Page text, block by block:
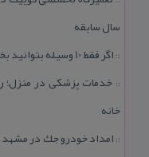
سال سابقه
:: اگر فقط 10 وسیله بتوانید بخرید، اولویت با كدام تجهیزات است؟
:: خدمات پزشكی در منزل؛
خانه
::